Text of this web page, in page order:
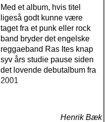
Med et album, hvis titel
ligeså godt kunne være
taget fra et punk eller rock
band bryder det engelske
reggaeband Ras Ites knap
syv års studie pause siden
det lovende debutalbum fra
2001
Henrik Bæk